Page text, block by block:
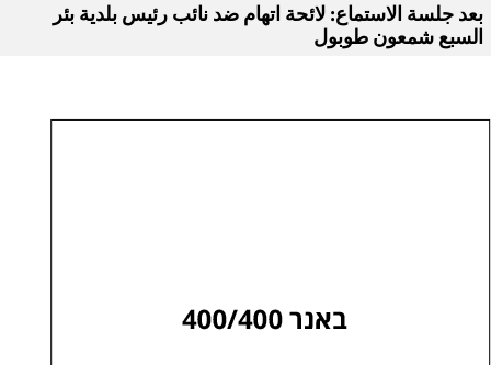
بعد جلسة الاستماع: لائحة اتهام ضد نائب رئيس بلدية بئر
السبع شمعون طوبول